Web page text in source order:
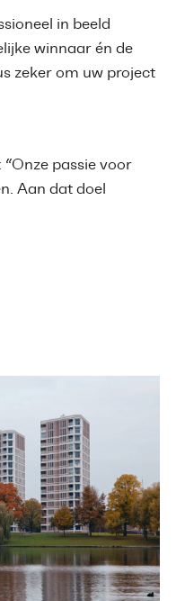
in beeld
winnaar én de
zeker om uw project
passie voor
Aan dat doel